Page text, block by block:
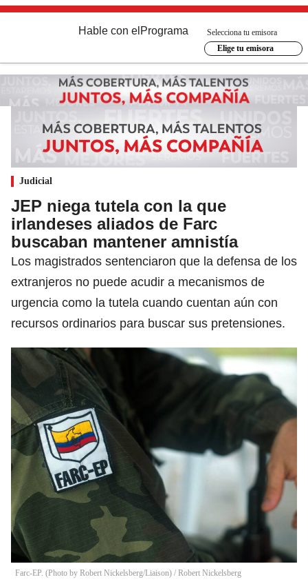
Hable con el Programa
Selecciona tu emisora
Elige tu emisora
Judicial
JEP niega tutela con la que
irlandeses aliados de Farc
buscaban mantener amnistía
Los magistrados sentenciaron que la defensa de los
extranjeros no puede acudir a mecanismos de
urgencia como la tutela cuando cuentan aún con
recursos ordinarios para buscar sus pretensiones.
Farc-EP. (Photo by Robert Nickelsberg/Liaison) / Robert Nickelsberg